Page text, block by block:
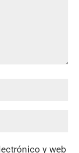
y web